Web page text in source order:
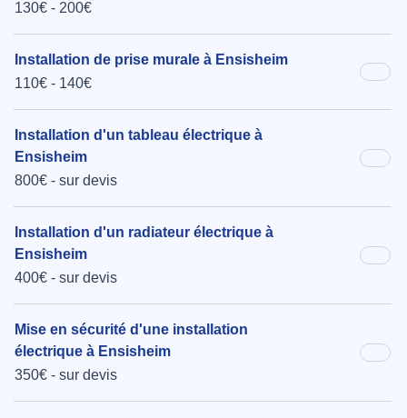
130€ - 200€
Installation de prise murale à Ensisheim
110€ - 140€
Installation d'un tableau électrique à
Ensisheim
800€ - sur devis
Installation d'un radiateur électrique à
Ensisheim
400€ - sur devis
Mise en sécurité d'une installation
électrique à Ensisheim
350€ - sur devis